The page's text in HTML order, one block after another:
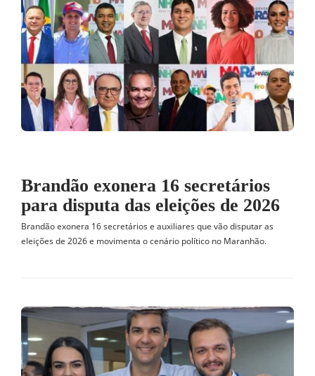
Brandão exonera 16 secretários
para disputa das eleições de 2026
Brandão exonera 16 secretários e auxiliares que vão disputar as
eleições de 2026 e movimenta o cenário político no Maranhão.